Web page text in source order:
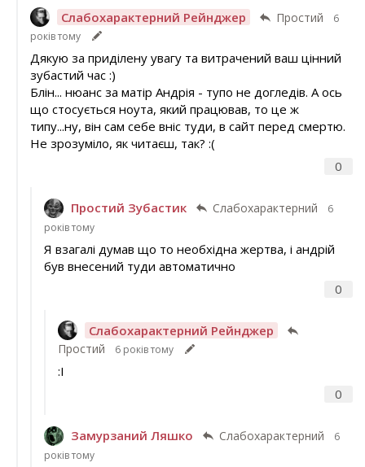
Слабохарактерний Рейнджер Простий
6
років тому
0
Дякую за приділену увагу та витрачений ваш цінний
зубастий час :)
Блін... нюанс за матір Андрія - тупо не догледів. А ось
що стосується ноута, який працював, то це ж
типу...ну, він сам себе вніс туди, в сайт перед смертю.
Не зрозуміло, як читаєш, так? :(
Простий Зубастик Слабохарактерний
6
років тому
0
Я взагалі думав що то необхідна жертва, і андрій
був внесений туди автоматично
Слабохарактерний Рейнджер
Простий 6 років тому
0
:І
Замурзаний Ляшко Слабохарактерний
6
років тому